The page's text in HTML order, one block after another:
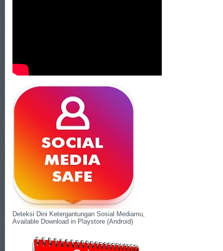
Deteksi Dini Ketergantungan Sosial Mediamu,
Available Download in Playstore (Android)